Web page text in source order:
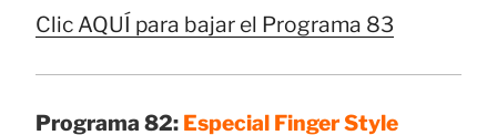
Clic AQUÍ para bajar el Programa 83
Programa 82: Especial Finger Style